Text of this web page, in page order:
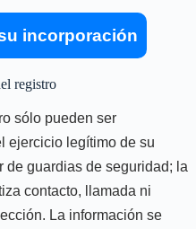
incorporación
registro
sólo pueden ser
ejercicio legítimo de su
de guardias de seguridad; la
contacto, llamada ni
La información se